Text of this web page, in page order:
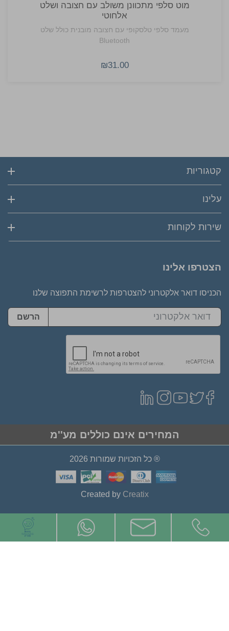
מוט סלפי מתכוונן משולב עם חצובה ושלט
אלחוטי
מעמד סלפי טלסקופי עם חצובה מובנית כולל שלט
Bluetooth
₪31.00
קטגוריות
עלינו
שירות לקוחות
הצטרפו אלינו
הכניסו דואר אלקטרוני להצטרפות לרשימת התפוצה שלנו
הרשם
המחירים אינם כוללים מע''מ
® כל הזכויות שמורות 2026
Created by Creatix